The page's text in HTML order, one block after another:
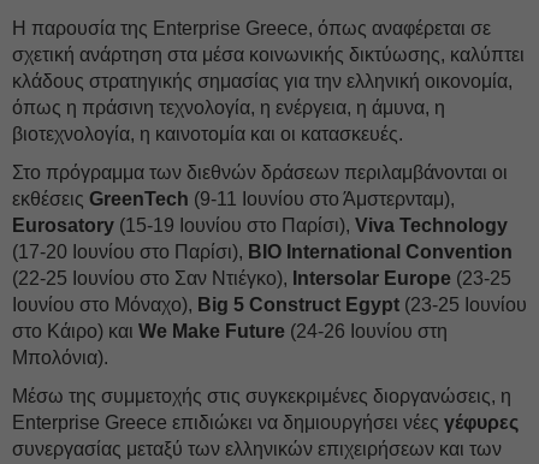
Η παρουσία της Enterprise Greece, όπως αναφέρεται σε
σχετική ανάρτηση στα μέσα κοινωνικής δικτύωσης, καλύπτει
κλάδους στρατηγικής σημασίας για την ελληνική οικονομία,
όπως η πράσινη τεχνολογία, η ενέργεια, η άμυνα, η
βιοτεχνολογία, η καινοτομία και οι κατασκευές.
Στο πρόγραμμα των διεθνών δράσεων περιλαμβάνονται οι
εκθέσεις GreenTech (9-11 Ιουνίου στο Άμστερνταμ),
Eurosatory (15-19 Ιουνίου στο Παρίσι), Viva Technology
(17-20 Ιουνίου στο Παρίσι), BIO International Convention
(22-25 Ιουνίου στο Σαν Ντιέγκο), Intersolar Europe (23-25
Ιουνίου στο Μόναχο), Big 5 Construct Egypt (23-25 Ιουνίου
στο Κάιρο) και We Make Future (24-26 Ιουνίου στη
Μπολόνια).
Μέσω της συμμετοχής στις συγκεκριμένες διοργανώσεις, η
Enterprise Greece επιδιώκει να δημιουργήσει νέες γέφυρες
συνεργασίας μεταξύ των ελληνικών επιχειρήσεων και των